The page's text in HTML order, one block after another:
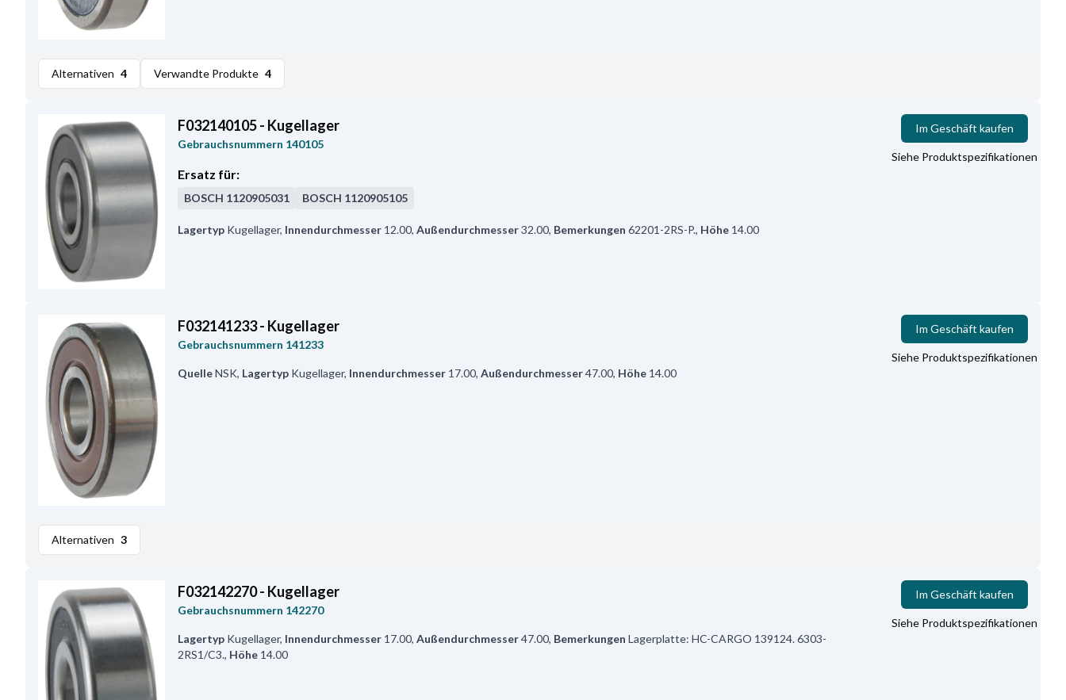
Alternativen 4 Verwandte Produkte 4
F032140105 - Kugellager
Gebrauchsnummern 140105
Ersatz für:
BOSCH 1120905031 BOSCH 1120905105
Lagertyp Kugellager, Innendurchmesser 12.00, Außendurchmesser32.00, Bemerkungen 62201-2RS-P., Höhe 14.00
Im Geschäft kaufen
Siehe Produktspezifikationen
F032141233 - Kugellager
Gebrauchsnummern 141233
QuelleNSK, Lagertyp Kugellager, Innendurchmesser 17.00, Außendurchmesser47.00, Höhe 14.00
Im Geschäft kaufen
Siehe Produktspezifikationen
Alternativen 3
F032142270 - Kugellager
Gebrauchsnummern 142270
Lagertyp Kugellager, Innendurchmesser 17.00, Außendurchmesser47.00, Bemerkungen Lagerplatte: HC-CARGO 139124. 6303-
2RS1/C3., Höhe 14.00
Im Geschäft kaufen
Siehe Produktspezifikationen